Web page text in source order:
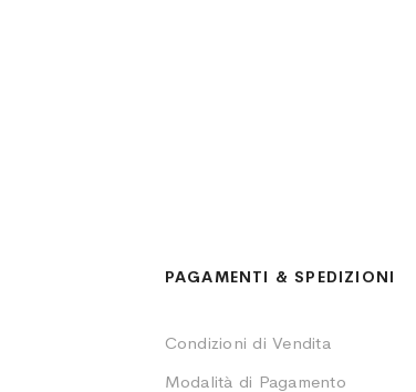
PAGAMENTI & SPEDIZIONI
Condizioni di Vendita
Modalità di Pagamento